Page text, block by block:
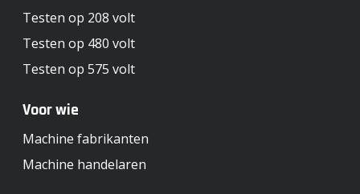
Testen op 208 volt
Testen op 480 volt
Testen op 575 volt
Voor wie
Machine fabrikanten
Machine handelaren